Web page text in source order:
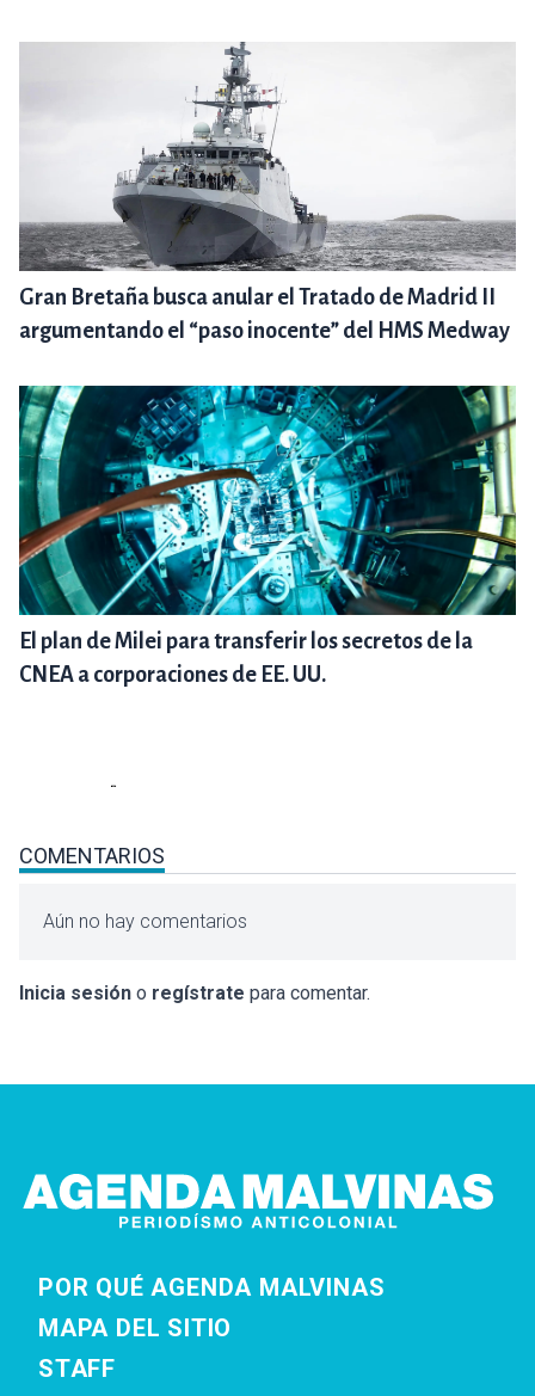
Gran Bretaña busca anular el Tratado de Madrid II
argumentando el “paso inocente” del HMS Medway
El plan de Milei para transferir los secretos de la
CNEA a corporaciones de EE. UU.
COMENTARIOS
Aún no hay comentarios
Inicia sesión o regístrate para comentar.
POR QUÉ AGENDA MALVINAS
MAPA DEL SITIO
STAFF